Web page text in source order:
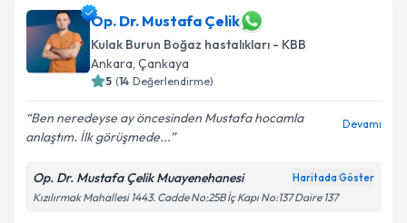
Op. Dr. Mustafa Çelik
Kulak Burun Boğaz hastalıkları - KBB
Ankara, Çankaya
5 (14 Değerlendirme)
Ben neredeyse ay öncesinden Mustafa hocamla
anlaştım. İlk görüşmede...
Devamı
Op. Dr. Mustafa Çelik Muayenehanesi Haritada Göster
Kızılırmak Mahallesi 1443. Cadde No:25B İç Kapı No:137 Daire 137